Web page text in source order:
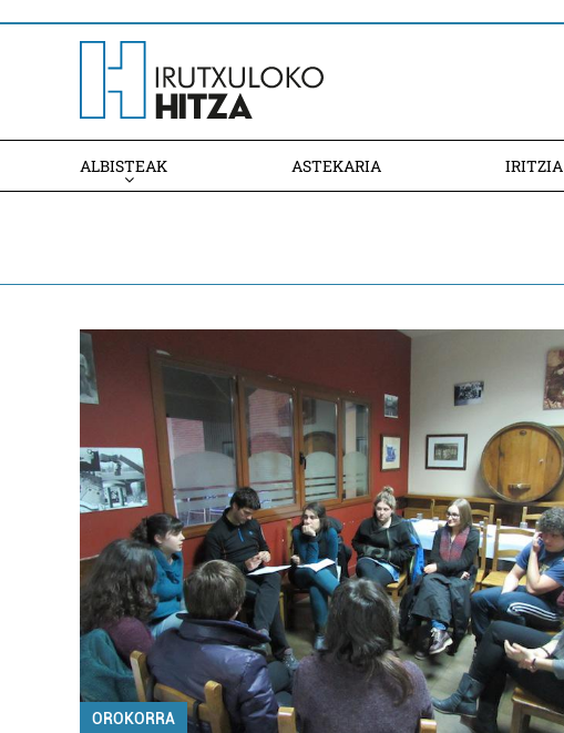
ALBISTEAK ASTEKARIA IRITZIA
OROKORRA